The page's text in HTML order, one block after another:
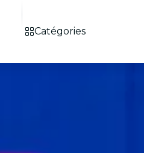
Catégories